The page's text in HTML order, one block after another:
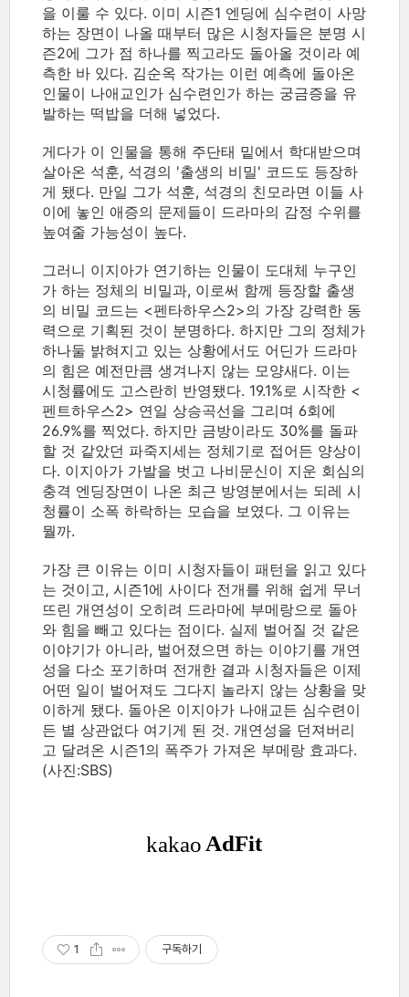
을 이룰 수 있다. 이미 시즌1 엔딩에 심수련이 사망
하는 장면이 나올 때부터 많은 시청자들은 분명 시
즌2에 그가 점 하나를 찍고라도 돌아올 것이라 예
측한 바 있다. 김순옥 작가는 이런 예측에 돌아온
인물이 나애교인가 심수련인가 하는 궁금증을 유
발하는 떡밥을 더해 넣었다.
게다가 이 인물을 통해 주단태 밑에서 학대받으며
살아온 석훈, 석경의 '출생의 비밀' 코드도 등장하
게 됐다. 만일 그가 석훈, 석경의 친모라면 이들 사
이에 놓인 애증의 문제들이 드라마의 감정 수위를
높여줄 가능성이 높다.
그러니 이지아가 연기하는 인물이 도대체 누구인
가 하는 정체의 비밀과, 이로써 함께 등장할 출생
의 비밀 코드는 <펜타하우스2>의 가장 강력한 동
력으로 기획된 것이 분명하다. 하지만 그의 정체가
하나둘 밝혀지고 있는 상황에서도 어딘가 드라마
의 힘은 예전만큼 생겨나지 않는 모양새다. 이는
시청률에도 고스란히 반영됐다. 19.1%로 시작한 <
펜트하우스2> 연일 상승곡선을 그리며 6회에
26.9%를 찍었다. 하지만 금방이라도 30%를 돌파
할 것 같았던 파죽지세는 정체기로 접어든 양상이
다. 이지아가 가발을 벗고 나비문신이 지운 회심의
충격 엔딩장면이 나온 최근 방영분에서는 되레 시
청률이 소폭 하락하는 모습을 보였다. 그 이유는
뭘까.
가장 큰 이유는 이미 시청자들이 패턴을 읽고 있다
는 것이고, 시즌1에 사이다 전개를 위해 쉽게 무너
뜨린 개연성이 오히려 드라마에 부메랑으로 돌아
와 힘을 빼고 있다는 점이다. 실제 벌어질 것 같은
이야기가 아니라, 벌어졌으면 하는 이야기를 개연
성을 다소 포기하며 전개한 결과 시청자들은 이제
어떤 일이 벌어져도 그다지 놀라지 않는 상황을 맞
이하게 됐다. 돌아온 이지아가 나애교든 심수련이
든 별 상관없다 여기게 된 것. 개연성을 던져버리
고 달려온 시즌1의 폭주가 가져온 부메랑 효과다.
(사진:SBS)
1 구독하기